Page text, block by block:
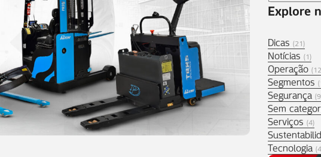
Explore
Dicas (21)
Notícias (1)
Operação
Segmentos
Segurança
Sem
Serviços (4)
Tecnologia